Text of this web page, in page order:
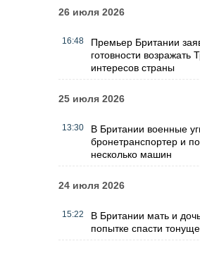
26 июля 2026
16:48
Премьер Британии
готовности возражать
интересов страны
25 июля 2026
13:30
В Британии военные
бронетранспортер и
несколько машин
24 июля 2026
15:22
В Британии мать и
попытке спасти